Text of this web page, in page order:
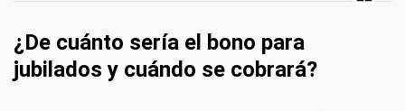
¿De cuánto sería el bono para
jubilados y cuándo se cobrará?